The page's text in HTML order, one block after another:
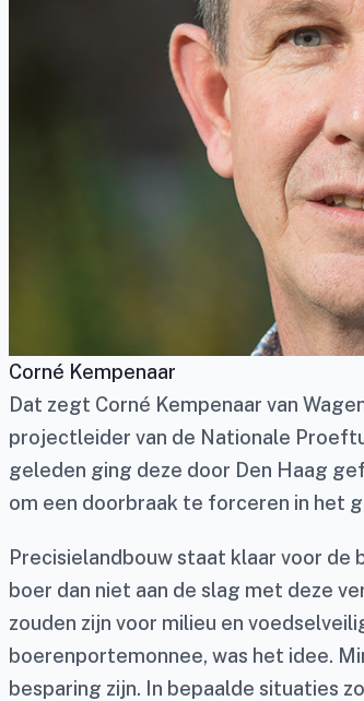
Corné Kempenaar
Dat zegt Corné Kempenaar van
projectleider van de Nationale
geleden ging deze door Den Haag
om een doorbraak te forceren in het
Precisielandbouw staat klaar voor de
boer dan niet aan de slag met deze
zouden zijn voor milieu en
boerenportemonnee, was het idee.
besparing zijn. In bepaalde situaties